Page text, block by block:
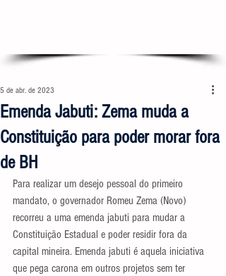
Emenda Jabuti: Zema muda a
Constituição para poder morar fora
de BH
5 de abr. de 2023
Para realizar um desejo pessoal do primeiro
mandato, o governador Romeu Zema (Novo)
recorreu a uma emenda jabuti para mudar a
Constituição Estadual e poder residir fora da
capital mineira. Emenda jabuti é aquela iniciativa
que pega carona em outros projetos sem ter